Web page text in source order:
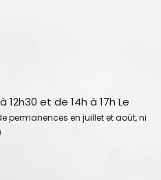
et de 14h à 17h Le
permanences en juillet et août, ni